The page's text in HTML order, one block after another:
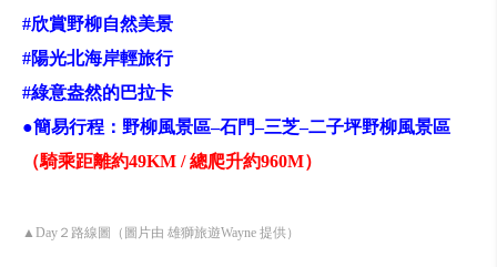
#欣賞野柳自然美景
#陽光北海岸輕旅行
#綠意盎然的巴拉卡
●簡易行程：野柳風景區–石門–三芝–二子坪野柳風景區
（騎乘距離約49KM / 總爬升約960M）
▲Day２路線圖（圖片由 雄獅旅遊Wayne 提供）